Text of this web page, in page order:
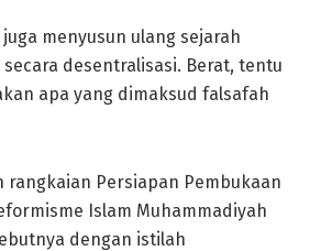
menyusun ulang sejarah
desentralisasi. Berat, tentu
apa yang dimaksud falsafah
rangkaian Persiapan Pembukaan
Islam Muhammadiyah
dengan istilah